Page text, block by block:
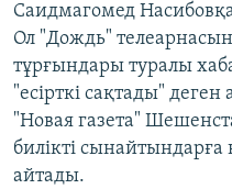
Саидмагомед
Ол "Дождь"
тұрғындары туралы
"есірткі сақтады"
"Новая газета"
билікті
айтады.